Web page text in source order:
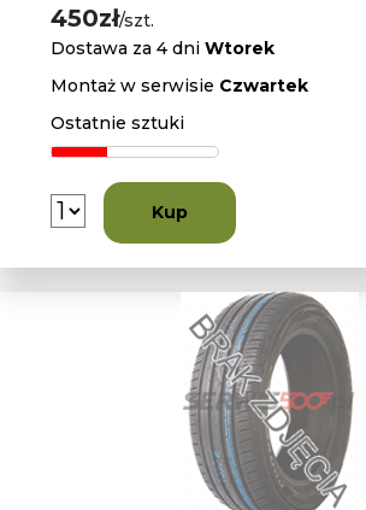
450zł/szt.
Dostawa za 4 dniWtorek
Montaż w serwisie Czwartek
Ostatnie sztuki
Kup